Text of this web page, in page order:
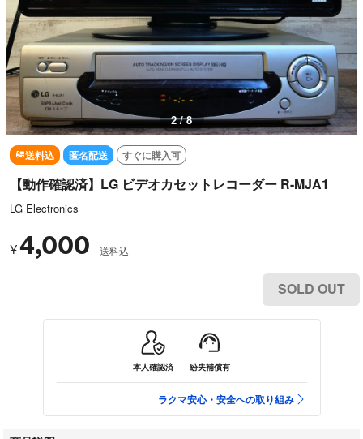
3 / 8
送料込 匿名配送 すぐに購入可
【動作確認済】LG ビデオカセットレコーダー R-MJA1
LG Electronics
¥4,000 送料込
SOLD OUT
本人確認済 紛失補償有
ラクマ安心・安全への取り組み